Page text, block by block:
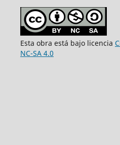
Esta obra está bajo licencia
NC-SA 4.0